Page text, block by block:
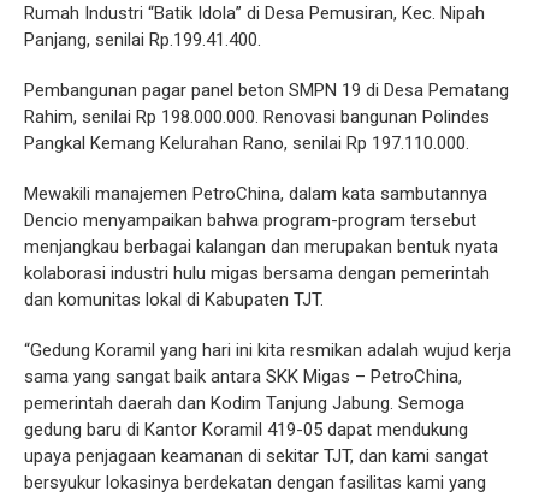
Rumah Industri “Batik Idola” di Desa Pemusiran, Kec. Nipah
Panjang, senilai Rp.199.41.400.
Pembangunan pagar panel beton SMPN 19 di Desa Pematang
Rahim, senilai Rp 198.000.000. Renovasi bangunan Polindes
Pangkal Kemang Kelurahan Rano, senilai Rp 197.110.000.
Mewakili manajemen PetroChina, dalam kata sambutannya
Dencio menyampaikan bahwa program-program tersebut
menjangkau berbagai kalangan dan merupakan bentuk nyata
kolaborasi industri hulu migas bersama dengan pemerintah
dan komunitas lokal di Kabupaten TJT.
“Gedung Koramil yang hari ini kita resmikan adalah wujud kerja
sama yang sangat baik antara SKK Migas – PetroChina,
pemerintah daerah dan Kodim Tanjung Jabung. Semoga
gedung baru di Kantor Koramil 419-05 dapat mendukung
upaya penjagaan keamanan di sekitar TJT, dan kami sangat
bersyukur lokasinya berdekatan dengan fasilitas kami yang